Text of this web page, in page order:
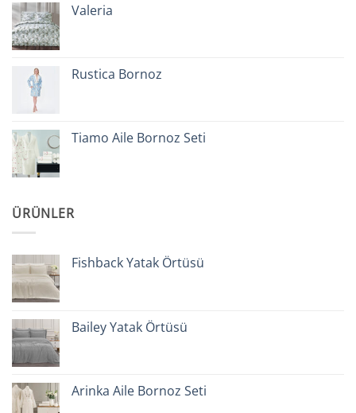
Valeria
Rustica Bornoz
Tiamo Aile Bornoz Seti
ÜRÜNLER
Fishback Yatak Örtüsü
Bailey Yatak Örtüsü
Arinka Aile Bornoz Seti